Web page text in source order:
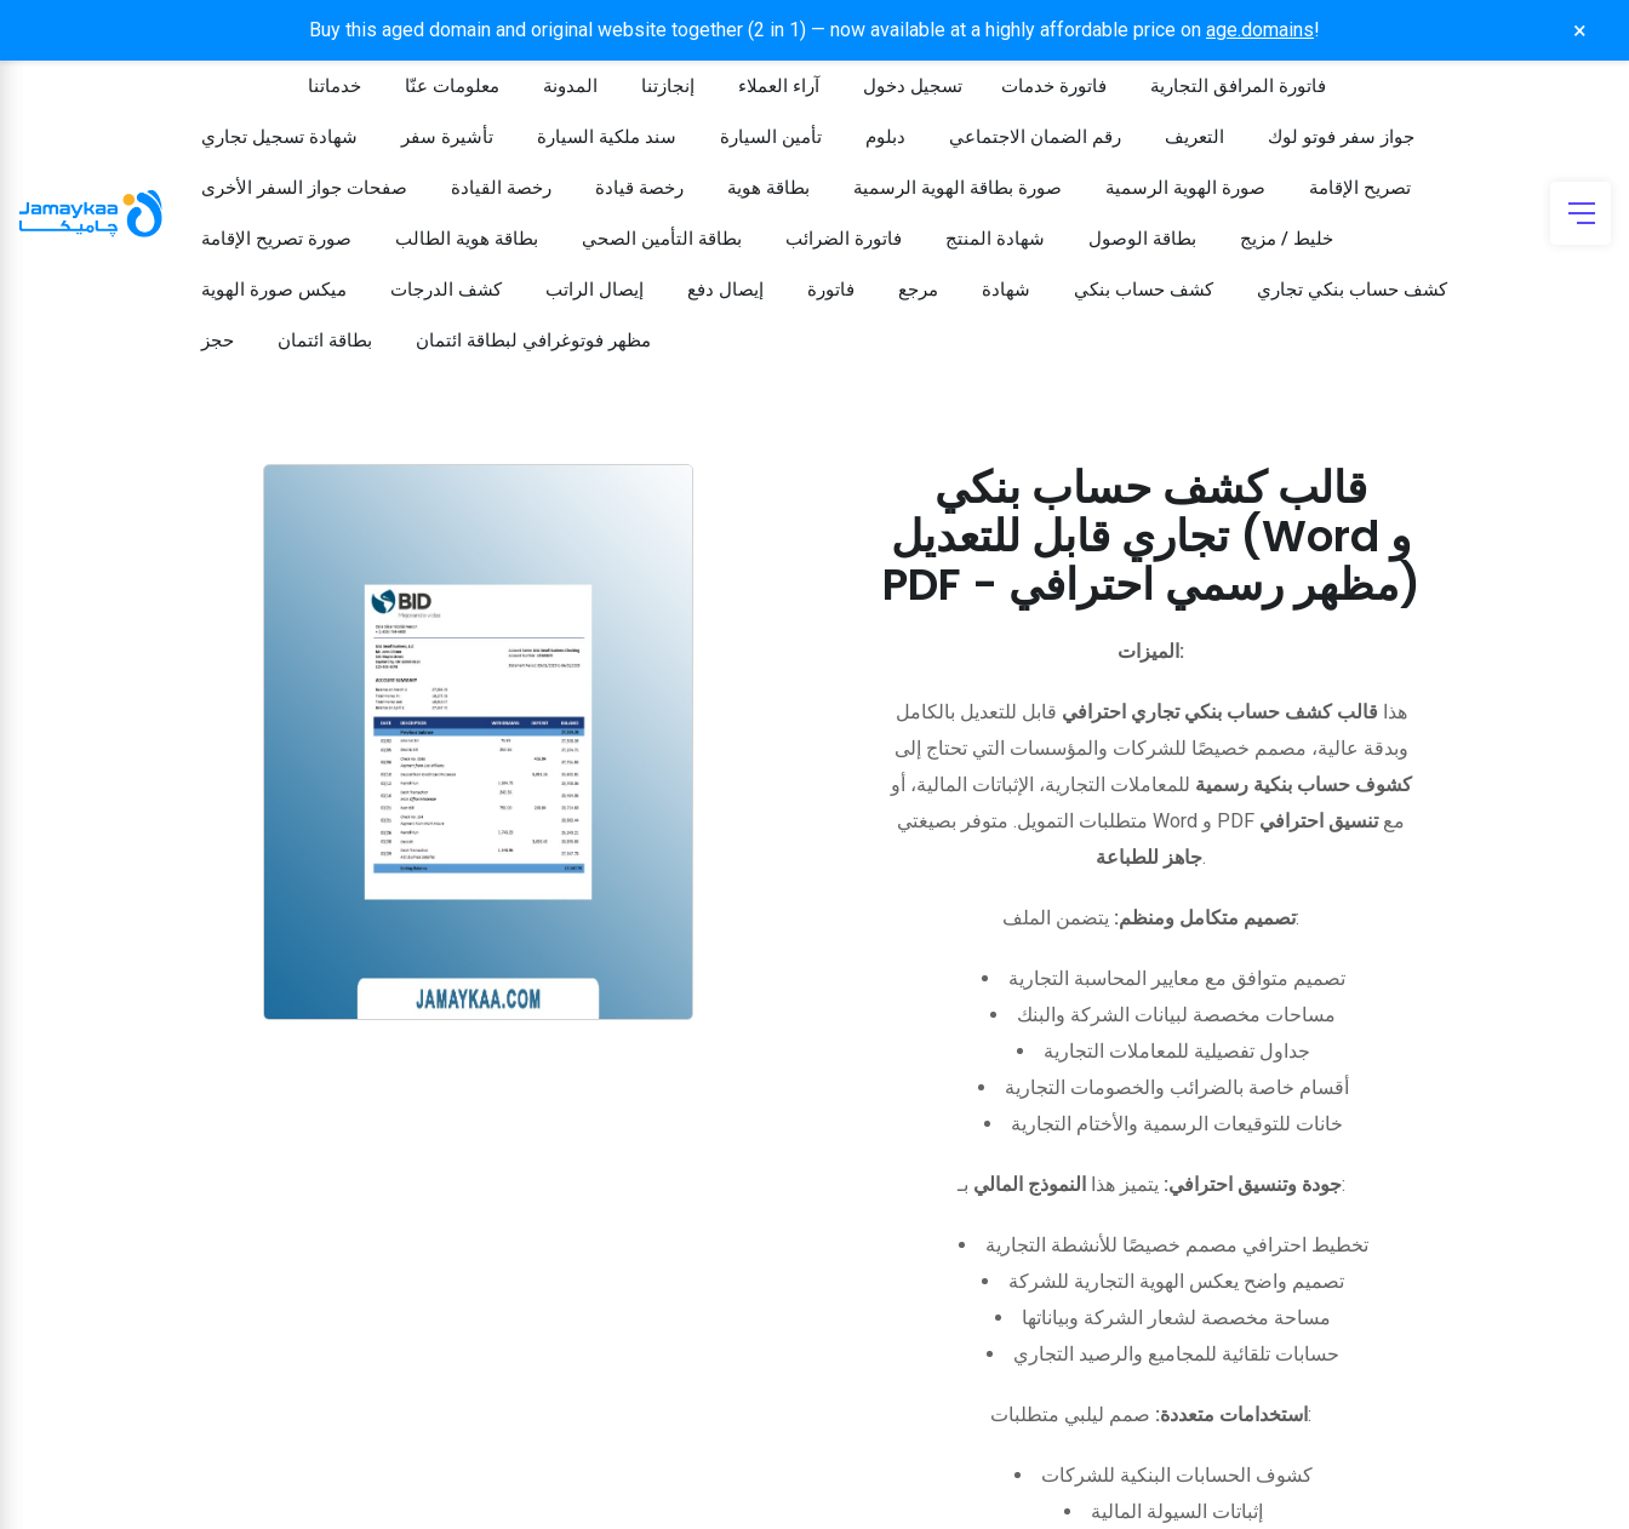
Buy this aged domain and original website together (2 in 1) — now available at a highly affordable price on age.domains! ×
خدماتنا معلومات عنّا المدونة إنجازتنا آراء العملاء تسجيل دخول​ فاتورة خدمات فاتورة المرافق التجارية
شهادة تسجيل تجاري تأشيرة سفر سند ملكية السيارة تأمين السيارة دبلوم رقم الضمان الاجتماعي التعريف جواز سفر فوتو لوك
صفحات جواز السفر الأخرى رخصة القيادة رخصة قيادة بطاقة هوية صورة بطاقة الهوية الرسمية صورة الهوية الرسمية تصريح الإقامة
صورة تصريح الإقامة بطاقة هوية الطالب بطاقة التأمين الصحي فاتورة الضرائب شهادة المنتج بطاقة الوصول خليط / مزيج
ميكس صورة الهوية كشف الدرجات إيصال الراتب إيصال دفع فاتورة مرجع شهادة كشف حساب بنكي كشف حساب بنكي تجاري
حجز بطاقة ائتمان مظهر فوتوغرافي لبطاقة ائتمان
قالب كشف حساب بنكي
تجاري قابل للتعديل (Word و
PDF - مظهر رسمي احترافي)
الميزات:
هذا قالب كشف حساب بنكي تجاري احترافي قابل للتعديل بالكامل
وبدقة عالية، مصمم خصيصًا للشركات والمؤسسات التي تحتاج إلى
كشوف حساب بنكية رسمية للمعاملات التجارية، الإثباتات المالية، أو
متطلبات التمويل. متوفر بصيغتي Word و PDF معتنسيق احترافي
جاهز للطباعة.
تصميم متكامل ومنظم:يتضمن الملف:
تصميم متوافق مع معايير المحاسبة التجارية
مساحات مخصصة لبيانات الشركة والبنك
جداول تفصيلية للمعاملات التجارية
أقسام خاصة بالضرائب والخصومات التجارية
خانات للتوقيعات الرسمية والأختام التجارية
جودة وتنسيق احترافي: يتميز هذا النموذج المالي بـ:
تخطيط احترافي مصمم خصيصًا للأنشطة التجارية
تصميم واضح يعكس الهوية التجارية للشركة
مساحة مخصصة لشعار الشركة وبياناتها
حسابات تلقائية للمجاميع والرصيد التجاري
استخدامات متعددة:صمم ليلبي متطلبات:
كشوف الحسابات البنكية للشركات
إثباتات السيولة المالية